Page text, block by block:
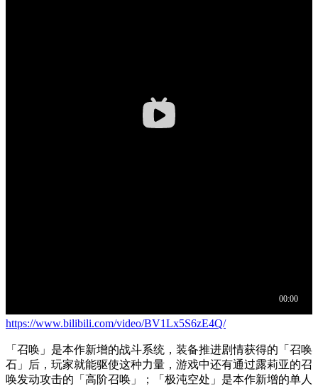
https://www.bilibili.com/video/BV1Lx5S6zE4Q/
「召唤」是本作新增的战斗系统，装备推进剧情获得的「召唤
石」后，玩家就能驱使这种力量，游戏中还有通过露莉亚的召
唤发动攻击的「高阶召唤」；「极沌空处」是本作新增的单人